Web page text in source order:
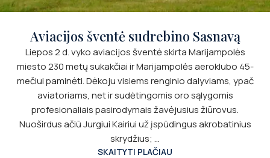
Aviacijos šventė sudrebino Sasnavą
Liepos 2 d. vyko aviacijos šventė skirta Marijampolės
miesto 230 metų sukakčiai ir Marijampolės aeroklubo 45-
mečiui paminėti. Dėkoju visiems renginio dalyviams, ypač
aviatoriams, net ir sudėtingomis oro sąlygomis
profesionaliais pasirodymais žavėjusius žiūrovus.
Nuoširdus ačiū Jurgiui Kairiui už įspūdingus akrobatinius
skrydžius; ...
SKAITYTI PLAČIAU